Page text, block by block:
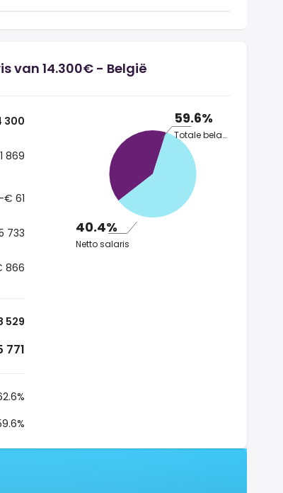
van 14.300€ - België
300
869
-€ 61
733
866
529
771
59.6%
Totale belasting
40.4%
Netto salaris